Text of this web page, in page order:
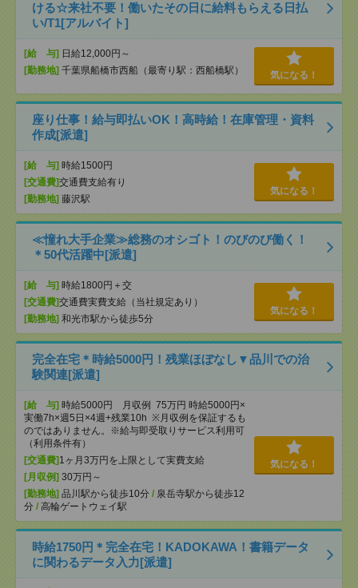
ける☆来社不要！働いたその日に給料もらえる日払
い/T1[アルバイト]
[給 与] 日給12,000円～
[勤務地] 千葉県船橋市西船（最寄り駅：西船橋駅） 気になる！
座り仕事！給与即払いOK！高時給！在庫管理・資料
作成[派遣]
[給 与] 時給1500円
[交通費]交通費支給有り
[勤務地] 藤沢駅
気になる！
≪憧れ大手企業≫総務のオシゴト！のびのび働く！
＊50代活躍中[派遣]
[給 与] 時給1800円＋交
[交通費]交通費実費支給（当社規定あり）
[勤務地] 和光市駅から徒歩5分
気になる！
完全在宅＊時給5000円！残業ほぼなし▼品川での治
験関連[派遣]
[給 与] 時給5000円 月収例 75万円 時給5000円×
実働7h×週5日×4週+残業10h ※月収例を保証するも
のではありません。※給与即受取りサービス利用可
（利用条件有）
[交通費] 1ヶ月3万円を上限として実費支給
[月収例] 30万円～
[勤務地] 品川駅から徒歩10分 / 泉岳寺駅から徒歩12
分 / 高輪ゲートウェイ駅
気になる！
時給1750円＊完全在宅！KADOKAWA！書籍データ
に関わるデータ入力[派遣]